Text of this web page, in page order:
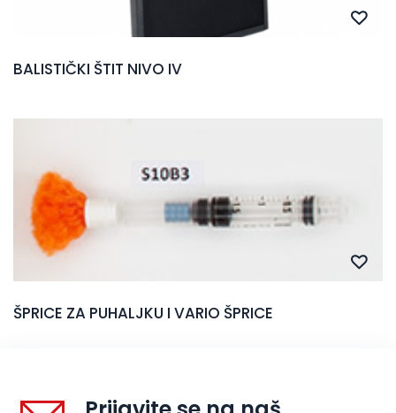
BALISTIČKI ŠTIT NIVO IV
ŠPRICE ZA PUHALJKU I VARIO ŠPRICE